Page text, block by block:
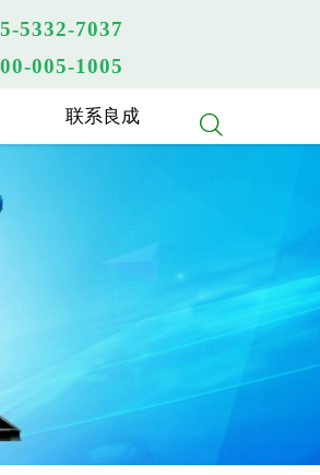
5332-7037
005-1005
联系良成 